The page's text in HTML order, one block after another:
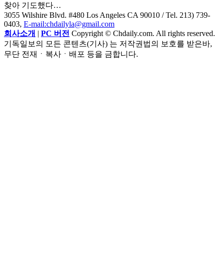
찾아 기도했다…
3055 Wilshire Blvd. #480 Los Angeles CA 90010 / Tel. 213) 739-
0403, E-mail:chdailyla@gmail.com
회사소개 | PC 버전 Copyright © Chdaily.com. All rights reserved.
기독일보의 모든 콘텐츠(기사) 는 저작권법의 보호를 받은바,
무단 전재ㆍ복사ㆍ배포 등을 금합니다.